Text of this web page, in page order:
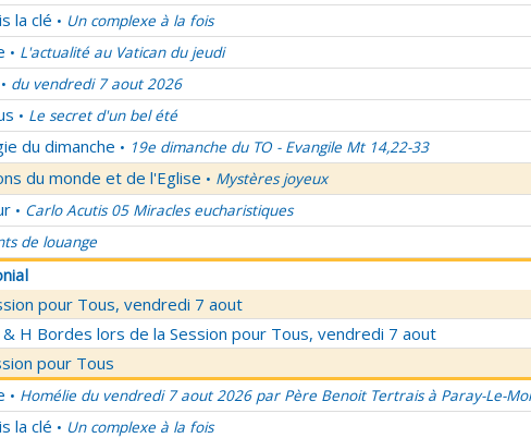
la clé • Un complexe à la fois
• L'actualité au Vatican du jeudi
• du vendredi 7 aout 2026
• Le secret d'un bel été
du dimanche • 19e dimanche du TO - Evangile Mt 14,22-33
du monde et de l'Eglise • Mystères joyeux
• Carlo Acutis 05 Miracles eucharistiques
de louange
pour Tous, vendredi 7 aout
H Bordes lors de la Session pour Tous, vendredi 7 aout
pour Tous
• Homélie du vendredi 7 aout 2026 par Père Benoit Tertrais à Paray-Le-
la clé • Un complexe à la fois